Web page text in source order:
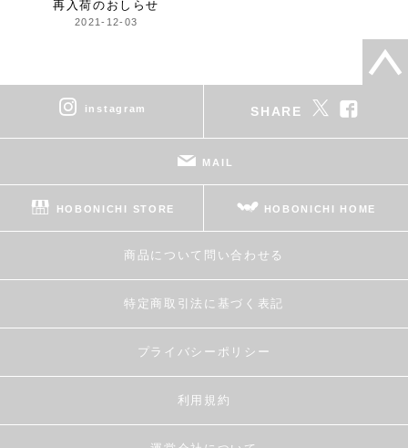
再入荷のおしらせ
2021-12-03
instagram SHARE
MAIL
HOBONICHI STORE HOBONICHI HOME
商品について問い合わせる
特定商取引法に基づく表記
プライバシーポリシー
利用規約